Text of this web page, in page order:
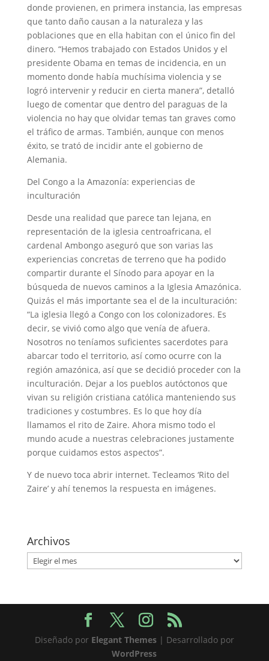
donde provienen, en primera instancia, las empresas
que tanto daño causan a la naturaleza y las
poblaciones que en ella habitan con el único fin del
dinero. “Hemos trabajado con Estados Unidos y el
presidente Obama en temas de incidencia, en un
momento donde había muchísima violencia y se
logró intervenir y reducir en cierta manera”, detalló
luego de comentar que dentro del paraguas de la
violencia no hay que olvidar temas tan graves como
el tráfico de armas. También, aunque con menos
éxito, se trató de incidir ante el gobierno de
Alemania.
Del Congo a la Amazonía: experiencias de
inculturación
Desde una realidad que parece tan lejana, en
representación de la iglesia centroafricana, el
cardenal Ambongo aseguró que son varias las
experiencias concretas de terreno que ha podido
compartir durante el Sínodo para apoyar en la
búsqueda de nuevos caminos a la Iglesia Amazónica.
Quizás el más importante sea el de la inculturación:
“La iglesia llegó a Congo con los colonizadores. Es
decir, se vivió como algo que venía de afuera.
Nosotros no teníamos suficientes sacerdotes para
abarcar todo el territorio, así como ocurre con la
región amazónica, así que se decidió proceder con la
inculturación. Dejar a los pueblos autóctonos que
vivan su religión cristiana católica manteniendo sus
tradiciones y costumbres. Es lo que hoy día
llamamos el rito de Zaire. Ahora mismo todo el
mundo acude a nuestras celebraciones justamente
porque cuidamos estos aspectos”.
Y de nuevo toca abrir internet. Tecleamos ‘Rito del
Zaire’ y ahí tenemos la respuesta en imágenes.
Archivos
Archivos
Diseñado por Elegant Themes| Desarrollado por
WordPress